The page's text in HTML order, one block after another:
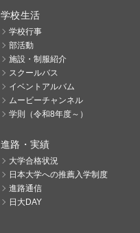
学校生活
学校行事
部活動
施設・制服紹介
スクールバス
イベントアルバム
ムービーチャンネル
学則（令和8年度～）
進路・実績
大学合格状況
日本大学への推薦入学制度
進路通信
日大DAY